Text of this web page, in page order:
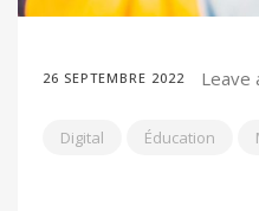
26 SEPTEMBRE 2022 Leave
Digital Éducation